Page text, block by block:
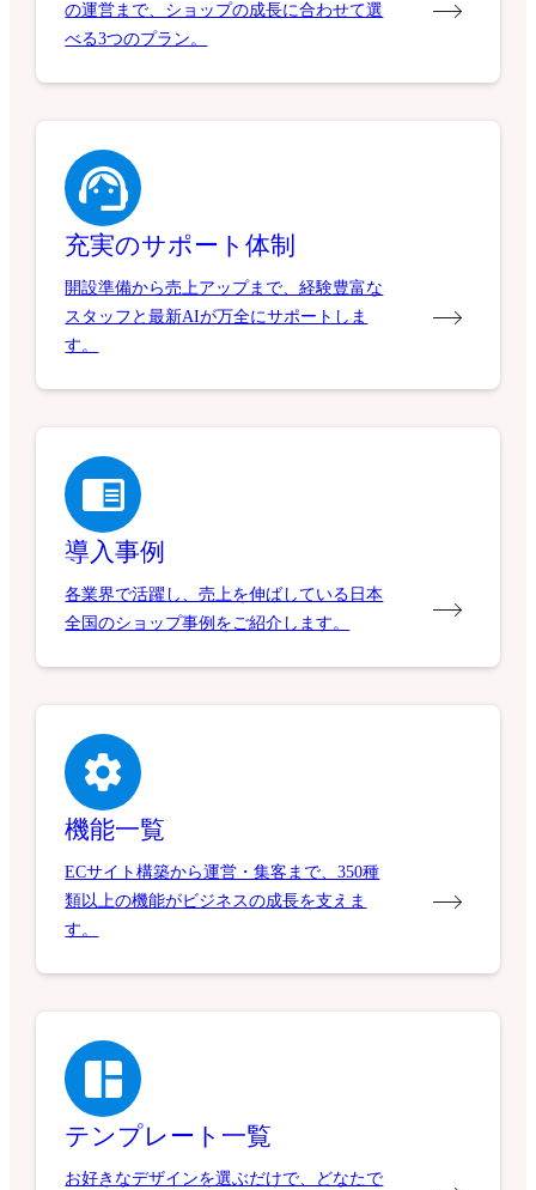
の運営まで、ショップの成長に合わせて選
べる3つのプラン。
充実のサポート体制
開設準備から売上アップまで、経験豊富な
スタッフと最新AIが万全にサポートしま
す。
導入事例
各業界で活躍し、売上を伸ばしている日本
全国のショップ事例をご紹介します。
機能一覧
ECサイト構築から運営・集客まで、350種
類以上の機能がビジネスの成長を支えま
す。
テンプレート一覧
お好きなデザインを選ぶだけで、どなたで